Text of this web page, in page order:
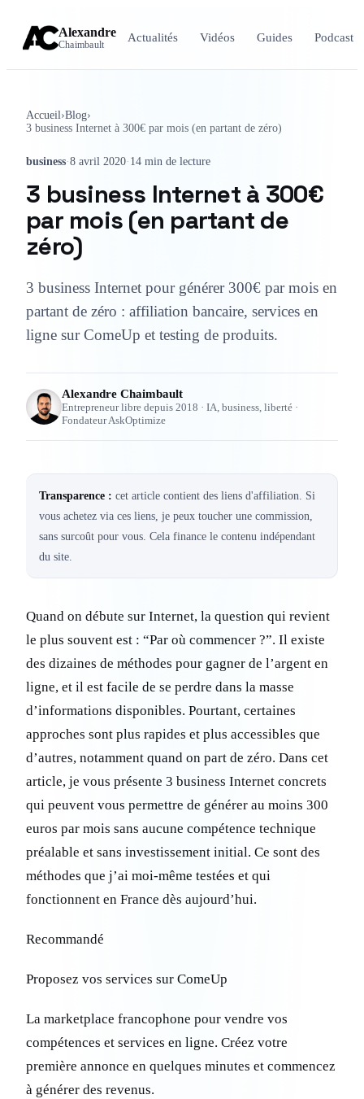
Alexandre
Chaimbault
Actualités Vidéos Guides Podcast
Accueil›Blog›
3 business Internet à 300€ par mois (en partant de zéro)
business·8 avril 2020·14 min de lecture
3 business Internet à 300€
par mois (en partant de
zéro)
3 business Internet pour générer 300€ par mois en
partant de zéro : affiliation bancaire, services en
ligne sur ComeUp et testing de produits.
Alexandre Chaimbault
Entrepreneur libre depuis 2018 · IA, business, liberté ·
Fondateur AskOptimize
Transparence : cet article contient des liens d'affiliation. Si
vous achetez via ces liens, je peux toucher une commission,
sans surcoût pour vous. Cela finance le contenu indépendant
du site.
Quand on débute sur Internet, la question qui revient
le plus souvent est : “Par où commencer ?”. Il existe
des dizaines de méthodes pour gagner de l’argent en
ligne, et il est facile de se perdre dans la masse
d’informations disponibles. Pourtant, certaines
approches sont plus rapides et plus accessibles que
d’autres, notamment quand on part de zéro. Dans cet
article, je vous présente 3 business Internet concrets
qui peuvent vous permettre de générer au moins 300
euros par mois sans aucune compétence technique
préalable et sans investissement initial. Ce sont des
méthodes que j’ai moi-même testées et qui
fonctionnent en France dès aujourd’hui.
Recommandé
Proposez vos services sur ComeUp
La marketplace francophone pour vendre vos
compétences et services en ligne. Créez votre
première annonce en quelques minutes et commencez
à générer des revenus.